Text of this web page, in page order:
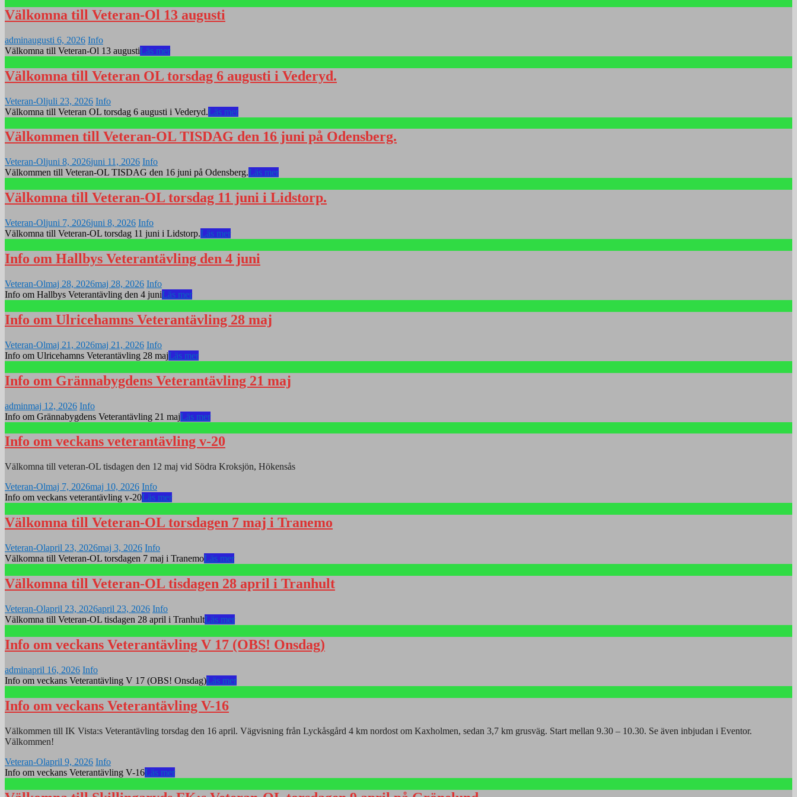
Välkomna till Veteran-Ol 13 augusti
adminaugusti 6, 2026 Info
Välkomna till Veteran-Ol 13 augustiLäs mer
Välkomna till Veteran OL torsdag 6 augusti i Vederyd.
Veteran-Oljuli 23, 2026 Info
Välkomna till Veteran OL torsdag 6 augusti i Vederyd.Läs mer
Välkommen till Veteran-OL TISDAG den 16 juni på Odensberg.
Veteran-Oljuni 8, 2026juni 11, 2026 Info
Välkommen till Veteran-OL TISDAG den 16 juni på Odensberg.Läs mer
Välkomna till Veteran-OL torsdag 11 juni i Lidstorp.
Veteran-Oljuni 7, 2026juni 8, 2026 Info
Välkomna till Veteran-OL torsdag 11 juni i Lidstorp.Läs mer
Info om Hallbys Veterantävling den 4 juni
Veteran-Olmaj 28, 2026maj 28, 2026 Info
Info om Hallbys Veterantävling den 4 juniLäs mer
Info om Ulricehamns Veterantävling 28 maj
Veteran-Olmaj 21, 2026maj 21, 2026 Info
Info om Ulricehamns Veterantävling 28 majLäs mer
Info om Grännabygdens Veterantävling 21 maj
adminmaj 12, 2026 Info
Info om Grännabygdens Veterantävling 21 majLäs mer
Info om veckans veterantävling v-20
Välkomna till veteran-OL tisdagen den 12 maj vid Södra Kroksjön, Hökensås
Veteran-Olmaj 7, 2026maj 10, 2026 Info
Info om veckans veterantävling v-20Läs mer
Välkomna till Veteran-OL torsdagen 7 maj i Tranemo
Veteran-Olapril 23, 2026maj 3, 2026 Info
Välkomna till Veteran-OL torsdagen 7 maj i TranemoLäs mer
Välkomna till Veteran-OL tisdagen 28 april i Tranhult
Veteran-Olapril 23, 2026april 23, 2026 Info
Välkomna till Veteran-OL tisdagen 28 april i TranhultLäs mer
Info om veckans Veterantävling V 17 (OBS! Onsdag)
adminapril 16, 2026 Info
Info om veckans Veterantävling V 17 (OBS! Onsdag)Läs mer
Info om veckans Veterantävling V-16
Välkommen till IK Vista:s Veterantävling torsdag den 16 april. Vägvisning från Lyckåsgård 4 km nordost om Kaxholmen, sedan 3,7 km grusväg. Start mellan 9.30 – 10.30. Se även inbjudan i Eventor.
Välkommen!
Veteran-Olapril 9, 2026 Info
Info om veckans Veterantävling V-16Läs mer